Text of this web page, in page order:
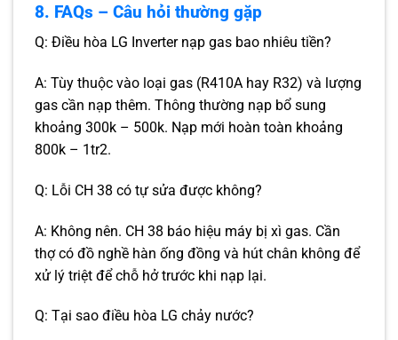
8. FAQs – Câu hỏi thường gặp
Q: Điều hòa LG Inverter nạp gas bao nhiêu tiền?
A: Tùy thuộc vào loại gas (R410A hay R32) và lượng
gas cần nạp thêm. Thông thường nạp bổ sung
khoảng 300k – 500k. Nạp mới hoàn toàn khoảng
800k – 1tr2.
Q: Lỗi CH 38 có tự sửa được không?
A: Không nên. CH 38 báo hiệu máy bị xì gas. Cần
thợ có đồ nghề hàn ống đồng và hút chân không để
xử lý triệt để chỗ hở trước khi nạp lại.
Q: Tại sao điều hòa LG chảy nước?